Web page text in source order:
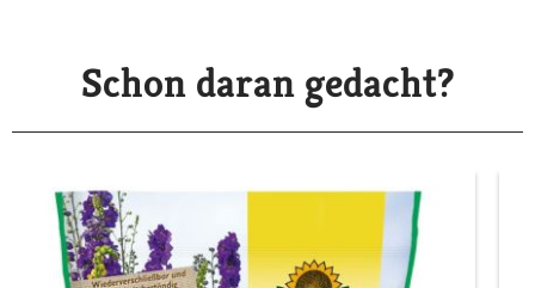
Schon daran gedacht?